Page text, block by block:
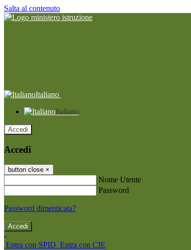
Salta al contenuto
Italiano
Italiano
Accedi
Accedi
button close ×
Nome Utente
Password
Password dimenticata?
-
Entra con SPID Entra con CIE